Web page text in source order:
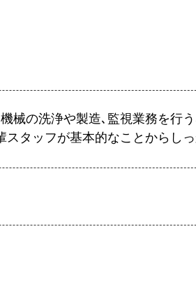
械の洗浄や製造､監視業務を行
タッフが基本的なことからしっ